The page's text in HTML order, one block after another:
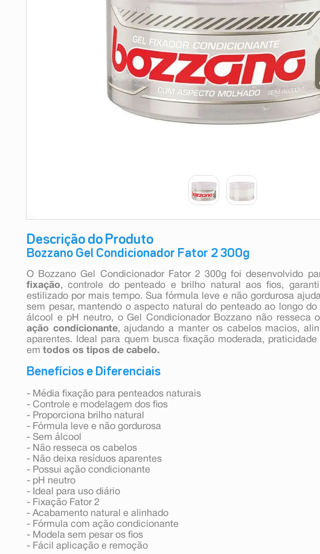
Descrição do Produto
Bozzano Gel Condicionador Fator 2 300g
O Bozzano Gel Condicionador Fator 2 300g foi desenvolvido
fixação, controle do penteado e brilho natural aos fios,
estilizado por mais tempo. Sua fórmula leve e não gordurosa
sem pesar, mantendo o aspecto natural do penteado ao longo
álcool e pH neutro, o Gel Condicionador Bozzano não resseca
ação condicionante, ajudando a manter os cabelos macios,
aparentes. Ideal para quem busca fixação moderada, praticidade
em todos os tipos de cabelo.
Benefícios e Diferenciais
- Média fixação para penteados naturais
- Controle e modelagem dos fios
- Proporciona brilho natural
- Fórmula leve e não gordurosa
- Sem álcool
- Não resseca os cabelos
- Não deixa resíduos aparentes
- Possui ação condicionante
- pH neutro
- Ideal para uso diário
- Fixação Fator 2
- Acabamento natural e alinhado
- Fórmula com ação condicionante
- Modela sem pesar os fios
- Fácil aplicação e remoção
9º absorvente
10ºshampoo